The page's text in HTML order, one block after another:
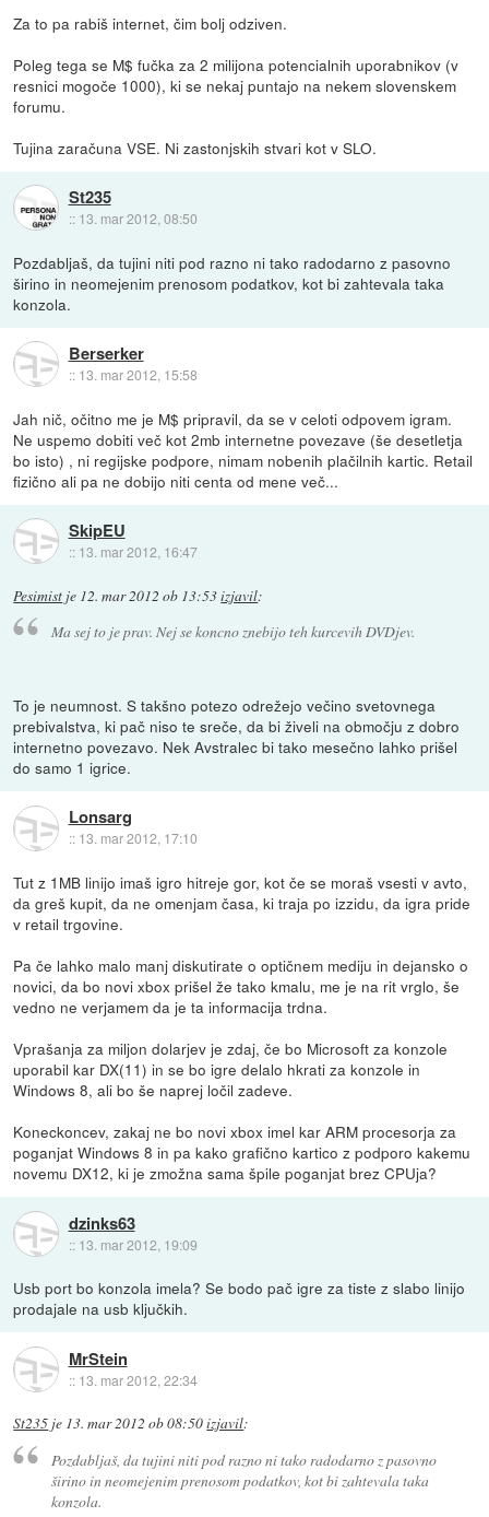
Za to pa rabiš internet, čim bolj odziven.
Poleg tega se M$ fučka za 2 milijona potencialnih uporabnikov (v
resnici mogoče 1000), ki se nekaj puntajo na nekem slovenskem
forumu.
Tujina zaračuna VSE. Ni zastonjskih stvari kot v SLO.
St235
:: 13. mar 2012, 08:50
Pozdabljaš, da tujini niti pod razno ni tako radodarno z pasovno
širino in neomejenim prenosom podatkov, kot bi zahtevala taka
konzola.
Berserker
:: 13. mar 2012, 15:58
Jah nič, očitno me je M$ pripravil, da se v celoti odpovem igram.
Ne uspemo dobiti več kot 2mb internetne povezave (še desetletja
bo isto) , ni regijske podpore, nimam nobenih plačilnih kartic. Retail
fizično ali pa ne dobijo niti centa od mene več...
SkipEU
:: 13. mar 2012, 16:47
Pesimist je 12. mar 2012 ob 13:53izjavil:
Ma sej to je prav. Nej se koncno znebijo teh kurcevih DVDjev.
To je neumnost. S takšno potezo odrežejo večino svetovnega
prebivalstva, ki pač niso te sreče, da bi živeli na območju z dobro
internetno povezavo. Nek Avstralec bi tako mesečno lahko prišel
do samo 1 igrice.
Lonsarg
:: 13. mar 2012, 17:10
Tut z 1MB linijo imaš igro hitreje gor, kot če se moraš vsesti v avto,
da greš kupit, da ne omenjam časa, ki traja po izzidu, da igra pride
v retail trgovine.
Pa če lahko malo manj diskutirate o optičnem mediju in dejansko o
novici, da bo novi xbox prišel že tako kmalu, me je na rit vrglo, še
vedno ne verjamem da je ta informacija trdna.
Vprašanja za miljon dolarjev je zdaj, če bo Microsoft za konzole
uporabil kar DX(11) in se bo igre delalo hkrati za konzole in
Windows 8, ali bo še naprej ločil zadeve.
Koneckoncev, zakaj ne bo novi xbox imel kar ARM procesorja za
poganjat Windows 8 in pa kako grafično kartico z podporo kakemu
novemu DX12, ki je zmožna sama špile poganjat brez CPUja?
dzinks63
:: 13. mar 2012, 19:09
Usb port bo konzola imela? Se bodo pač igre za tiste z slabo linijo
prodajale na usb ključkih.
MrStein
:: 13. mar 2012, 22:34
St235 je 13. mar 2012 ob 08:50izjavil:
Pozdabljaš, da tujini niti pod razno ni tako radodarno z pasovno
širino in neomejenim prenosom podatkov, kot bi zahtevala taka
konzola.